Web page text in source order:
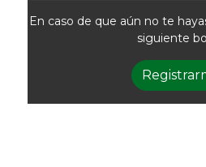
En caso de que aún no te
siguiente